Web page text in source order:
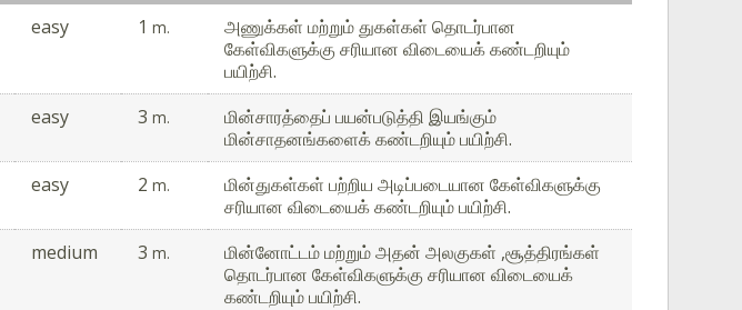
easy 1 m.
அணுக்கள் மற்றும் துகள்கள் தொடர்பான
கேள்விகளுக்கு சரியான விடையைக் கண்டறியும்
பயிற்சி.
easy 3 m.
மின்சாரத்தைப் பயன்படுத்தி இயங்கும்
மின்சாதனங்களைக் கண்டறியும் பயிற்சி.
easy 2 m.
மின்துகள்கள் பற்றிய அடிப்படையான கேள்விகளுக்கு
சரியான விடையைக் கண்டறியும் பயிற்சி.
medium 3 m.
மின்னோட்டம் மற்றும் அதன் அலகுகள் ,சூத்திரங்கள்
தொடர்பான கேள்விகளுக்கு சரியான விடையைக்
கண்டறியும் பயிற்சி.